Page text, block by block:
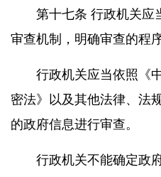
第十七条 行政机关应
审查机制，明确审查的程
行政机关应当依照《
密法》以及其他法律、法
的政府信息进行审查。
行政机关不能确定政